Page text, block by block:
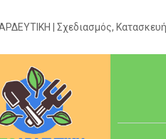
| Σχεδιασμός,